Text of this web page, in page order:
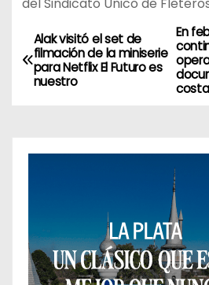
N
a
c
En
costa
Alak visitó el set de
filmación de la miniserie
para Netflix El Futuro es
nuestro